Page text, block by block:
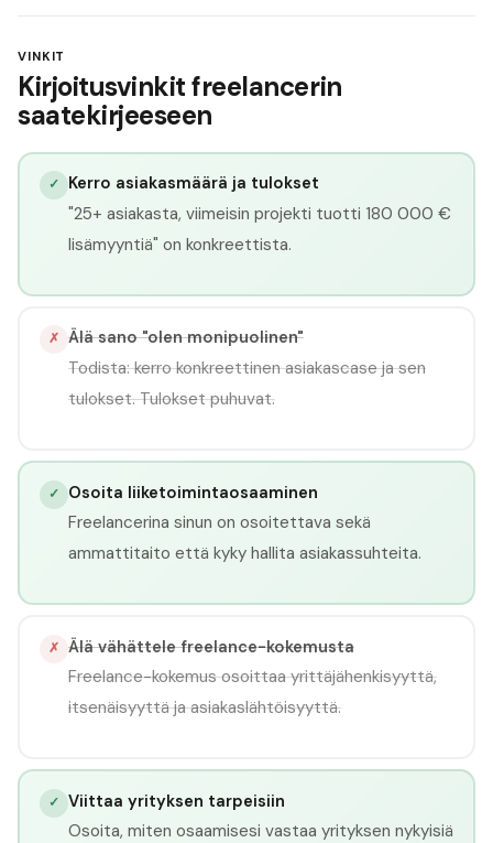
VINKIT
Kirjoitusvinkit freelancerin
saatekirjeeseen
✓ Kerro asiakasmäärä ja tulokset
"25+ asiakasta, viimeisin projekti tuotti 180 000 €
lisämyyntiä" on konkreettista.
✗ Älä sano "olen monipuolinen"
Todista: kerro konkreettinen asiakascase ja sen
tulokset. Tulokset puhuvat.
✓ Osoita liiketoimintaosaaminen
Freelancerina sinun on osoitettava sekä
ammattitaito että kyky hallita asiakassuhteita.
✗ Älä vähättele freelance-kokemusta
Freelance-kokemus osoittaa yrittäjähenkisyyttä,
itsenäisyyttä ja asiakaslähtöisyyttä.
✓ Viittaa yrityksen tarpeisiin
Osoita, miten osaamisesi vastaa yrityksen nykyisiä